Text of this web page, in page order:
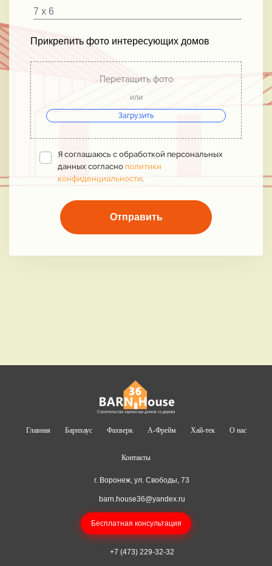
Прикрепить фото интересующих домов
Перетащить фото
или
Загрузить
Я соглашаюсь с обработкой персональных
данных согласно политики
конфиденциальности.
Отправить
Главная Барнхаус Фахверк А-Фрейм Хай-тек О нас
Контакты
г. Воронеж, ул. Свободы, 73
barn.house36@yandex.ru
Бесплатная консультация
+7 (473) 229-32-32